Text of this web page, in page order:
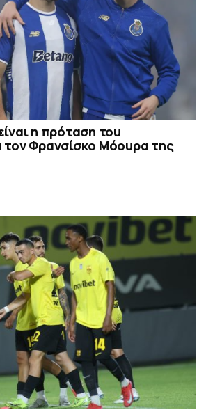
η πρόταση του
τον Φρανσίσκο Μόουρα της